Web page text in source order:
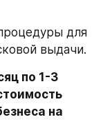
для
выдачи.
по 1-3
на